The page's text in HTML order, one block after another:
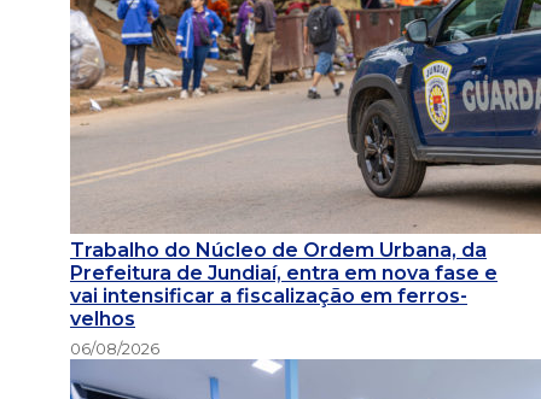
Trabalho do Núcleo de Ordem Urbana, da
Prefeitura de Jundiaí, entra em nova fase e
vai intensificar a fiscalização em ferros-
velhos
06/08/2026